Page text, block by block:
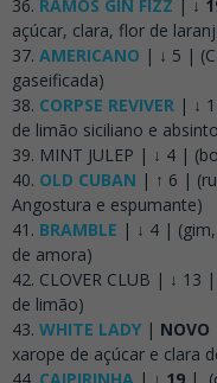
RAMOS GIN FIZZ | ↓
açúcar, clara, flor de
AMERICANO | ↓ 5 |
gaseificada)
CORPSE REVIVER | ↓
de limão siciliano e
MINT JULEP | ↓ 4 |
OLD CUBAN | ↑ 6 |
Angostura e espumante)
BRAMBLE | ↓ 4 |
de amora)
CLOVER CLUB | ↓
de limão)
WHITE LADY | NOVO
xarope de açúcar e clara